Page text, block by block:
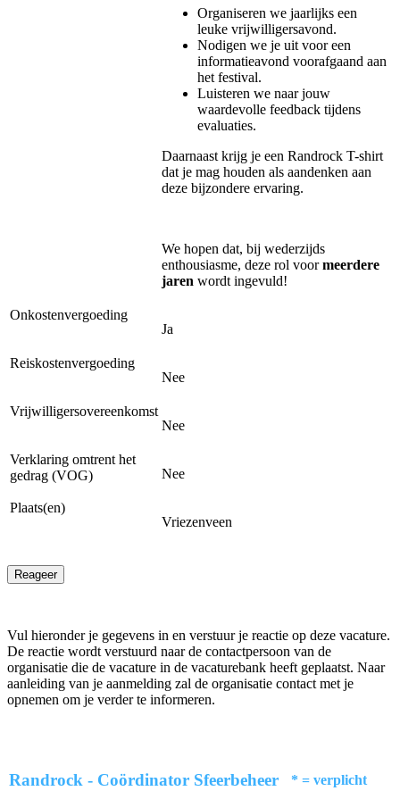
Organiseren we jaarlijks een
leuke vrijwilligersavond.
Nodigen we je uit voor een
informatieavond voorafgaand aan
het festival.
Luisteren we naar jouw
waardevolle feedback tijdens
evaluaties.
Daarnaast krijg je een Randrock T-shirt
dat je mag houden als aandenken aan
deze bijzondere ervaring.
We hopen dat, bij wederzijds
enthousiasme, deze rol voormeerdere
jaren wordt ingevuld!
Onkostenvergoeding
Ja
Reiskostenvergoeding
Nee
Vrijwilligersovereenkomst
Nee
Verklaring omtrent het
gedrag (VOG)
Nee
Plaats(en)
Vriezenveen
Reageer
Vul hieronder je gegevens in en verstuur je reactie op deze vacature.
De reactie wordt verstuurd naar de contactpersoon van de
organisatie die de vacature in de vacaturebank heeft geplaatst. Naar
aanleiding van je aanmelding zal de organisatie contact met je
opnemen om je verder te informeren.
Randrock - Coördinator Sfeerbeheer * = verplicht